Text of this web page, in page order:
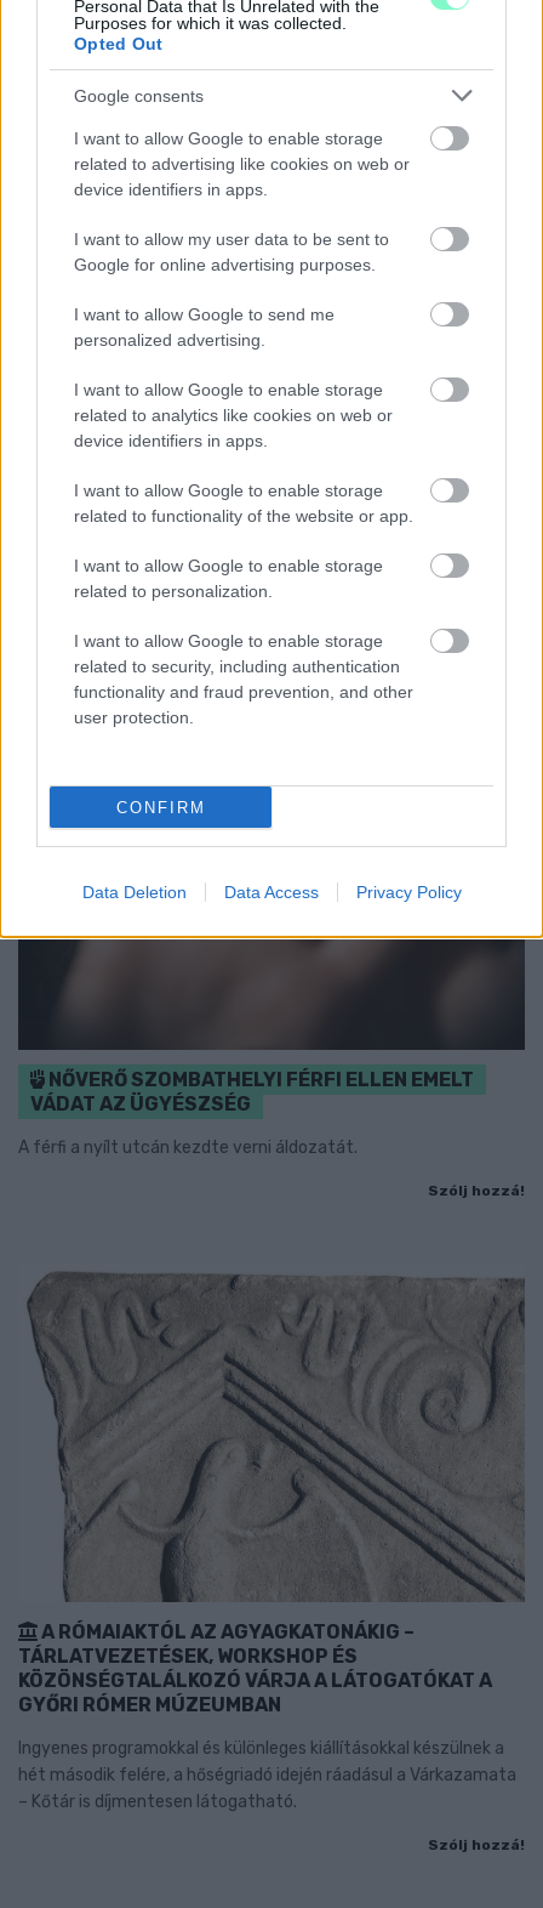
Personal Data that Is Unrelated with the
Purposes for which it was collected.
Opted Out
Google consents
I want to allow Google to enable storage
related to advertising like cookies on web or
device identifiers in apps.
I want to allow my user data to be sent to
Google for online advertising purposes.
I want to allow Google to send me
personalized advertising.
I want to allow Google to enable storage
related to analytics like cookies on web or
device identifiers in apps.
I want to allow Google to enable storage
related to functionality of the website or app.
I want to allow Google to enable storage
related to personalization.
I want to allow Google to enable storage
related to security, including authentication
functionality and fraud prevention, and other
user protection.
CONFIRM
Data Deletion Data Access Privacy Policy
ÁTADJÁK A MEGÚJULT ERZSÉBET LIGETI
KRESZ-PARKOT GYŐRBEN – CSALÁDI
PROGRAMOKKAL ÜNNEPLIK A FELÚJÍTÁST
Ügyességi versenyek, KRESZ-kvíz, ingyenes kerékpár- és e-
rollerjelölés is várja a családokat augusztus 8-án.
Szólj hozzá!
NŐVERŐ SZOMBATHELYI FÉRFI ELLEN EMELT
VÁDAT AZ ÜGYÉSZSÉG
A férfi a nyílt utcán kezdte verni áldozatát.
Szólj hozzá!
A RÓMAIAKTÓL AZ AGYAGKATONÁKIG –
TÁRLATVEZETÉSEK, WORKSHOP ÉS
KÖZÖNSÉGTALÁLKOZÓ VÁRJA A LÁTOGATÓKAT A
GYŐRI RÓMER MÚZEUMBAN
Ingyenes programokkal és különleges kiállításokkal készülnek a
hét második felére, a hőségriadó idején ráadásul a Várkazamata
– Kőtár is díjmentesen látogatható.
Szólj hozzá!